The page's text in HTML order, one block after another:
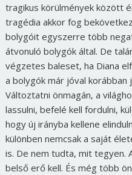
tragikus körülmények között
tragédia akkor fog
bolygóit egyszerre több
átvonuló bolygók által. De
végzetes baleset, ha Diana
a bolygók már jóval korábban
Változtatni önmagán, a
lassulni, befelé kell fordulni,
hogy új irányba kellene
különben nemcsak a saját
is. De nem tudta, mit tegyen.
belső erő kell. És még több